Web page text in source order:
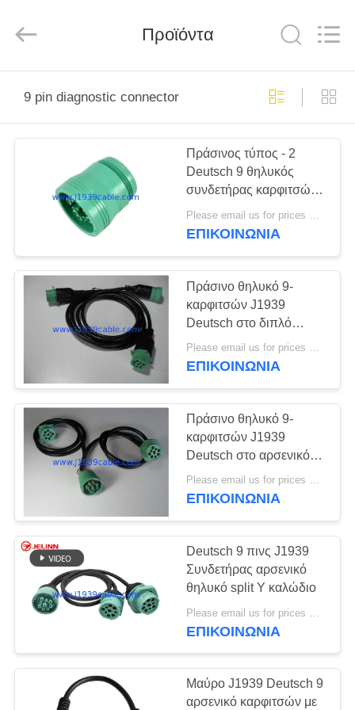
ΠΡΟΪΌΝΤΑ
ΠΕΡΊΠΟΥ
ΕΜΕΊΣ
ΓΎΡΟΣ
ΕΡΓΟΣΤΑΣΊΩΝ
ΠΟΙΟΤΙΚΌΣ
ΈΛΕΓΧΟΣ
ΜΑΣ
ΕΛΆΤΕ
ΣΕ
ΕΠΑΦΉ
ΜΕ
ΖΗΤΉΣΤΕ
ΈΝΑ
ΑΠΌΣΠΑΣΜΑ
SITEMAP
Rights
Reserved.
Προϊόντα
9 pin diagnostic connector
Πράσινος τύπος - 2
Deutsch 9 θηλυκός
συνδετήρας καρφιτσών
J1939 με 9 τερματικά
Please email us for prices MOQ:100 τεμ
ΕΠΙΚΟΙΝΩΝΊΑ
Πράσινο θηλυκό 9-
καρφιτσών J1939
Deutsch στο διπλό
καλώδιο θραυστών Υ 9-
καρφιτσών αρσενικό
Please email us for prices MOQ:100 τεμ
ΕΠΙΚΟΙΝΩΝΊΑ
Πράσινο θηλυκό 9-
καρφιτσών J1939
Deutsch στο αρσενικό
και περασμένο κλωστή
J1939 αρσενικό Υ
Please email us for prices MOQ:100 τεμ
ΕΠΙΚΟΙΝΩΝΊΑ
Deutsch 9 πινς J1939
Συνδετήρας αρσενικό
θηλυκό split Y καλώδιο
ΕΠΙΚΟΙΝΩΝΊΑ
Μαύρο J1939 Deutsch 9
αρσενικό καρφιτσών με